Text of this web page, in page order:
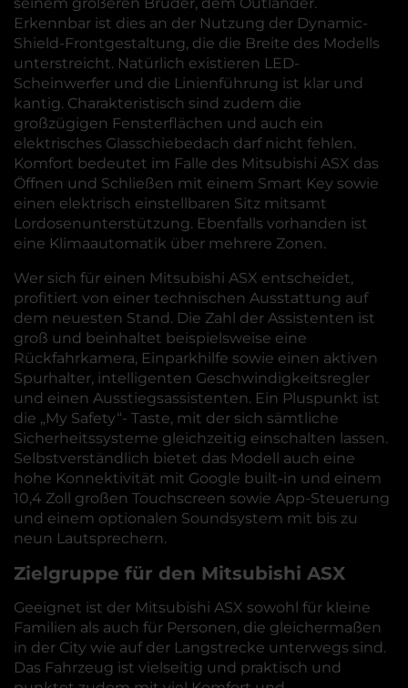
Erkennbar ist dies an der Nutzung der Dynamic-
Shield-Frontgestaltung, die die Breite des Modells
unterstreicht. Natürlich existieren LED-
Scheinwerfer und die Linienführung ist klar und
kantig. Charakteristisch sind zudem die
großzügigen Fensterflächen und auch ein
elektrisches Glasschiebedach darf nicht fehlen.
Komfort bedeutet im Falle des Mitsubishi ASX das
Öffnen und Schließen mit einem Smart Key sowie
einen elektrisch einstellbaren Sitz mitsamt
Lordosenunterstützung. Ebenfalls vorhanden ist
eine Klimaautomatik über mehrere Zonen.
Wer sich für einen Mitsubishi ASX entscheidet,
profitiert von einer technischen Ausstattung auf
dem neuesten Stand. Die Zahl der Assistenten ist
groß und beinhaltet beispielsweise eine
Rückfahrkamera, Einparkhilfe sowie einen aktiven
Spurhalter, intelligenten Geschwindigkeitsregler
und einen Ausstiegsassistenten. Ein Pluspunkt ist
die „My Safety“- Taste, mit der sich sämtliche
Sicherheitssysteme gleichzeitig einschalten lassen.
Selbstverständlich bietet das Modell auch eine
hohe Konnektivität mit Google built-in und einem
10,4 Zoll großen Touchscreen sowie App-Steuerung
und einem optionalen Soundsystem mit bis zu
neun Lautsprechern.
Zielgruppe für den Mitsubishi ASX
Geeignet ist der Mitsubishi ASX sowohl für kleine
Familien als auch für Personen, die gleichermaßen
in der City wie auf der Langstrecke unterwegs sind.
Das Fahrzeug ist vielseitig und praktisch und